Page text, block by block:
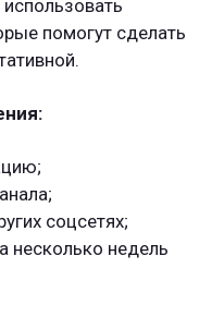
помогут сделать
соцсетях;
несколько недель